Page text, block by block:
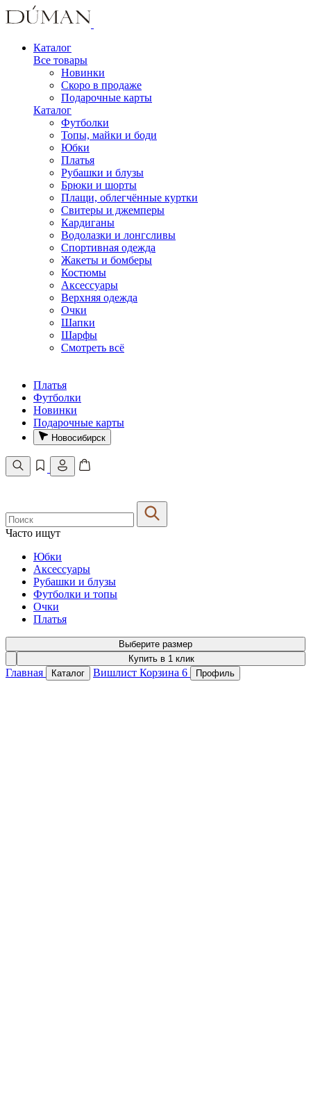
Каталог
Все товары
Новинки
Скоро в продаже
Подарочные карты
Каталог
Футболки
Топы, майки и боди
Юбки
Платья
Рубашки и блузы
Брюки и шорты
Плащи, облегчённые куртки
Свитеры и джемперы
Кардиганы
Водолазки и лонгсливы
Спортивная одежда
Жакеты и бомберы
Костюмы
Аксессуары
Верхняя одежда
Очки
Шапки
Шарфы
Смотреть всё
Платья
Футболки
Новинки
Подарочные карты
Новосибирск
Часто ищут
Юбки
Аксессуары
Рубашки и блузы
Футболки и топы
Очки
Платья
Выберите размер
Купить в 1 клик
Главная Каталог Вишлист Корзина 6 Профиль